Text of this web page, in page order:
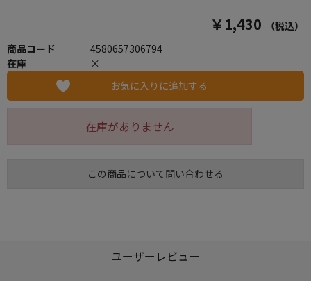
￥1,430
（税込）
商品コード
4580657306794
在庫
×
お気に入りに追加する
在庫がありません
この商品について問い合わせる
ユーザーレビュー